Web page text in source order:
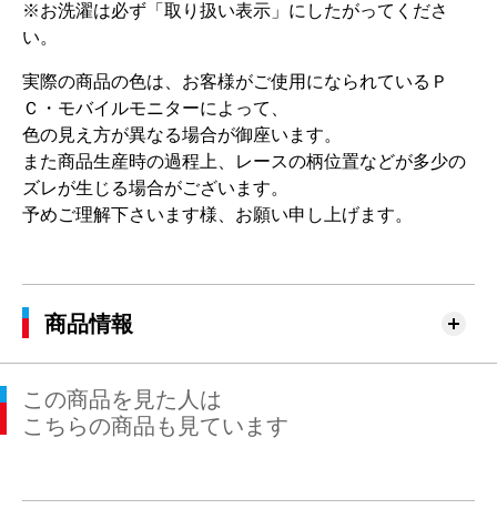
※お洗濯は必ず「取り扱い表示」にしたがってくださ
い。
実際の商品の色は、お客様がご使用になられているＰ
Ｃ・モバイルモニターによって、
色の見え方が異なる場合が御座います。
また商品生産時の過程上、レースの柄位置などが多少の
ズレが生じる場合がございます。
予めご理解下さいます様、お願い申し上げます。
商品情報
この商品を見た人は
こちらの商品も見ています